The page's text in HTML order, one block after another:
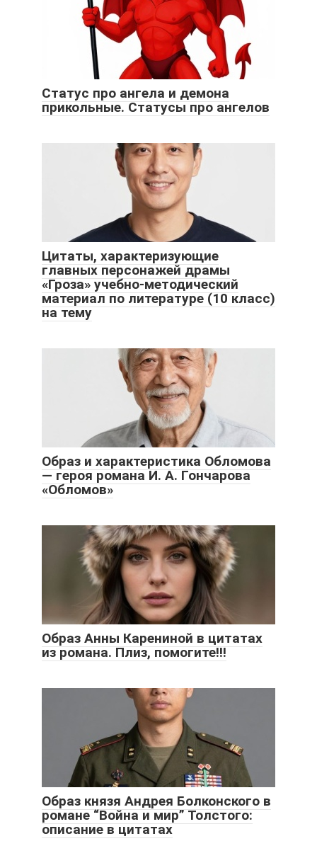
Статус про ангела и демона
прикольные. Статусы про ангелов
Цитаты, характеризующие
главных персонажей драмы
«Гроза» учебно-методический
материал по литературе (10 класс)
на тему
Образ и характеристика Обломова
— героя романа И. А. Гончарова
«Обломов»
Образ Анны Карениной в цитатах
из романа. Плиз, помогите!!!
Образ князя Андрея Болконского в
романе “Война и мир” Толстого:
описание в цитатах